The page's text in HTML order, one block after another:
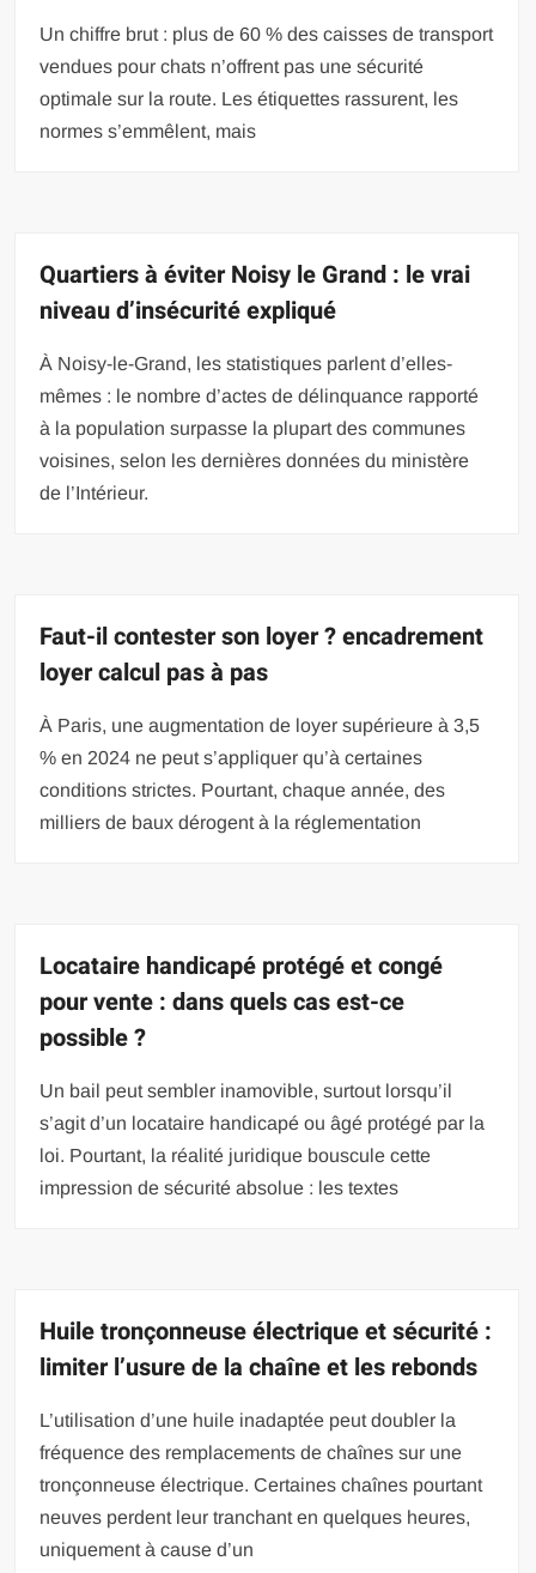
Un chiffre brut : plus de 60 % des caisses de transport
vendues pour chats n’offrent pas une sécurité
optimale sur la route. Les étiquettes rassurent, les
normes s’emmêlent, mais
Quartiers à éviter Noisy le Grand : le vrai
niveau d’insécurité expliqué
À Noisy-le-Grand, les statistiques parlent d’elles-
mêmes : le nombre d’actes de délinquance rapporté
à la population surpasse la plupart des communes
voisines, selon les dernières données du ministère
de l’Intérieur.
Faut-il contester son loyer ? encadrement
loyer calcul pas à pas
À Paris, une augmentation de loyer supérieure à 3,5
% en 2024 ne peut s’appliquer qu’à certaines
conditions strictes. Pourtant, chaque année, des
milliers de baux dérogent à la réglementation
Locataire handicapé protégé et congé
pour vente : dans quels cas est-ce
possible ?
Un bail peut sembler inamovible, surtout lorsqu’il
s’agit d’un locataire handicapé ou âgé protégé par la
loi. Pourtant, la réalité juridique bouscule cette
impression de sécurité absolue : les textes
Huile tronçonneuse électrique et sécurité :
limiter l’usure de la chaîne et les rebonds
L’utilisation d’une huile inadaptée peut doubler la
fréquence des remplacements de chaînes sur une
tronçonneuse électrique. Certaines chaînes pourtant
neuves perdent leur tranchant en quelques heures,
uniquement à cause d’un